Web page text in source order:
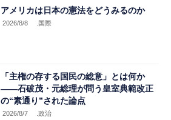
アメリカは日本の憲法をどうみるのか
2026/8/8 .国際
「主権の存する国民の総意」とは何か
――石破茂・元総理が問う皇室典範改正
の“素通り”された論点
2026/8/7 .政治